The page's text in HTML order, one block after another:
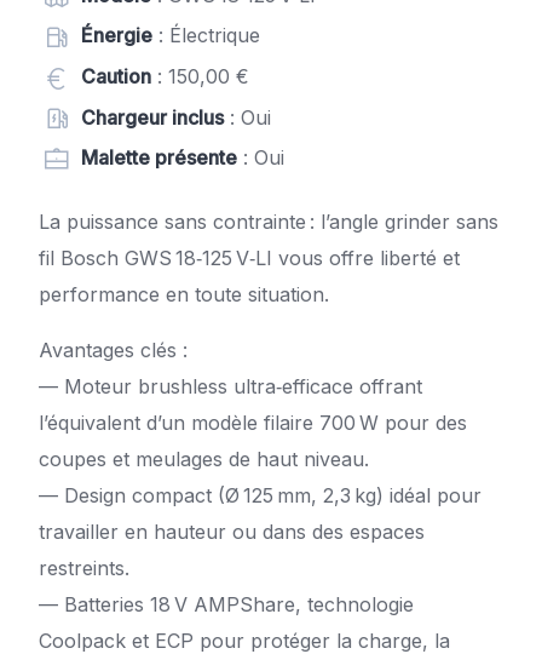
Énergie : Électrique
Caution : 150,00 €
Chargeur inclus: Oui
Malette présente : Oui
La puissance sans contrainte : l’angle grinder sans
fil Bosch GWS 18‑125 V‑LI vous offre liberté et
performance en toute situation.
Avantages clés :
— Moteur brushless ultra‑efficace offrant
l’équivalent d’un modèle filaire 700 W pour des
coupes et meulages de haut niveau.
— Design compact (Ø 125 mm, 2,3 kg) idéal pour
travailler en hauteur ou dans des espaces
restreints.
— Batteries 18 V AMPShare, technologie
Coolpack et ECP pour protéger la charge, la